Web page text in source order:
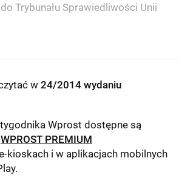
Trybunału Sprawiedliwości Unii
w 24/2014 wydaniu
Wprost dostępne są
WPROST PREMIUM
kioskach i w aplikacjach mobilnych
.